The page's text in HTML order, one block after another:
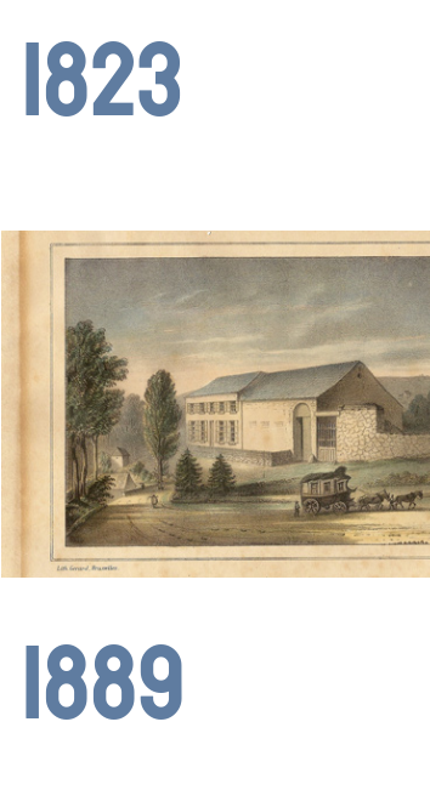
1823
1889